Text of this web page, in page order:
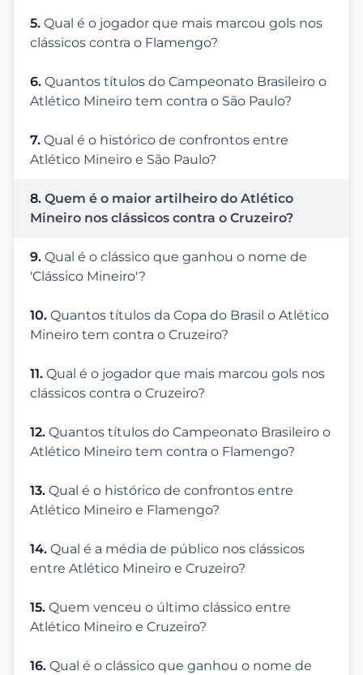
5. Qual é o jogador que mais marcou gols nos
clássicos contra o Flamengo?
6. Quantos títulos do Campeonato Brasileiro o
Atlético Mineiro tem contra o São Paulo?
7. Qual é o histórico de confrontos entre
Atlético Mineiro e São Paulo?
8. Quem é o maior artilheiro do Atlético
Mineiro nos clássicos contra o Cruzeiro?
9. Qual é o clássico que ganhou o nome de
'Clássico Mineiro'?
10. Quantos títulos da Copa do Brasil o Atlético
Mineiro tem contra o Cruzeiro?
11. Qual é o jogador que mais marcou gols nos
clássicos contra o Cruzeiro?
12. Quantos títulos do Campeonato Brasileiro o
Atlético Mineiro tem contra o Flamengo?
13. Qual é o histórico de confrontos entre
Atlético Mineiro e Flamengo?
14. Qual é a média de público nos clássicos
entre Atlético Mineiro e Cruzeiro?
15. Quem venceu o último clássico entre
Atlético Mineiro e Cruzeiro?
16. Qual é o clássico que ganhou o nome de